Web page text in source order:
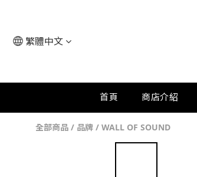
繁體中文
首頁 商店介紹
全部商品 / 品牌 / WALL OF SOUND